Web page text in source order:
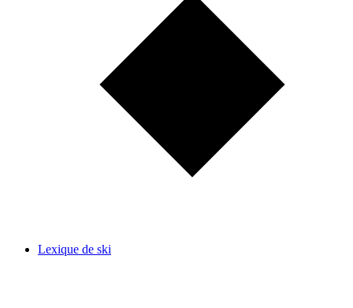
Lexique de ski